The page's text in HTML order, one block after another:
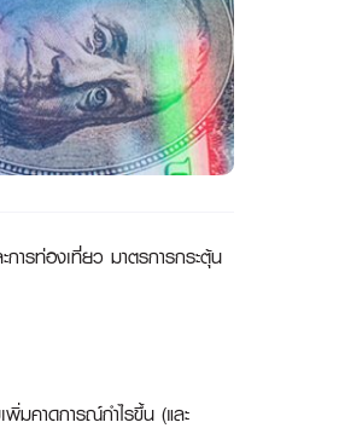
ารท่องเที่ยว มาตรการกระตุ้น
มคาดการณ์กำไรขึ้น (และ